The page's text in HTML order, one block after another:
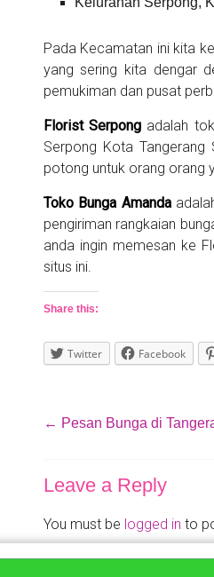
Pada Kecamatan ini kita
yang sering kita dengar
pemukiman dan pusat
Florist Serpongadalah
Serpong Kota
potong untuk orang orang
Toko Bunga Amanda
pengiriman rangkaian
anda ingin memesan ke
situs ini.
Share this:
Twitter Facebook
← Pesan Bunga di
Leave a Reply
You must be logged in to